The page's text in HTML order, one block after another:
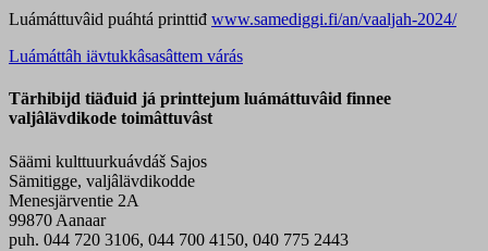
Luámáttuvâid puáhtá printtiđ www.samediggi.fi/an/vaaljah-2024/
Luámáttâh iävtukkâsasâttem várás
Tärhibijd tiäđuid já printtejum luámáttuvâid finnee
valjâlävdikode toimâttuvâst
Säämi kulttuurkuávdáš Sajos
Sämitigge, valjâlävdikodde
Menesjärventie 2A
99870 Aanaar
puh. 044 720 3106, 044 700 4150, 040 775 2443